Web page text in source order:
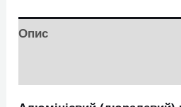
Опис